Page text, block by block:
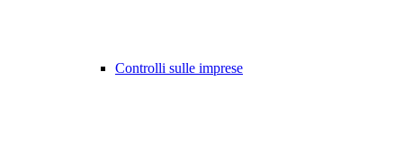
Controlli sulle imprese